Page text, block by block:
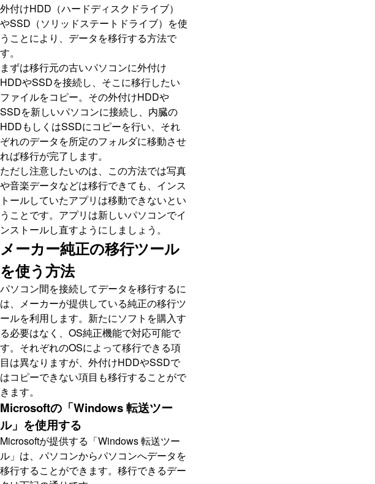
外付けHDD（ハードディスクドライブ）
やSSD（ソリッドステートドライブ）を使
うことにより、データを移行する方法で
す。
まずは移行元の古いパソコンに外付け
HDDやSSDを接続し、そこに移行したい
ファイルをコピー。その外付けHDDや
SSDを新しいパソコンに接続し、内臓の
HDDもしくはSSDにコピーを行い、それ
ぞれのデータを所定のフォルダに移動させ
れば移行が完了します。
ただし注意したいのは、この方法では写真
や音楽データなどは移行できても、インス
トールしていたアプリは移動できないとい
うことです。アプリは新しいパソコンでイ
ンストールし直すようにしましょう。
メーカー純正の移行ツール
を使う方法
パソコン間を接続してデータを移行するに
は、メーカーが提供している純正の移行ツ
ールを利用します。新たにソフトを購入す
る必要はなく、OS純正機能で対応可能で
す。それぞれのOSによって移行できる項
目は異なりますが、外付けHDDやSSDで
はコピーできない項目も移行することがで
きます。
Microsoftの「Windows 転送ツー
ル」を使用する
Microsoftが提供する「Windows 転送ツー
ル」は、パソコンからパソコンへデータを
移行することができます。移行できるデー